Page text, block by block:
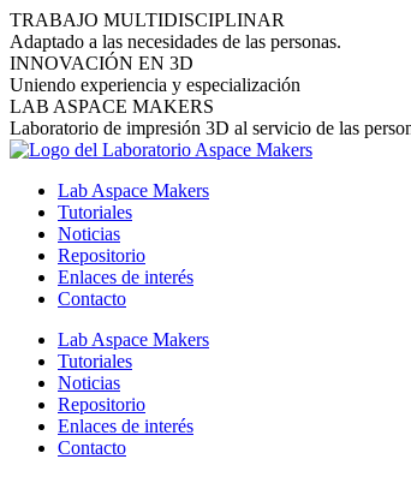
Ir
al
contenido
TRABAJO MULTIDISCIPLINAR
Adaptado a las necesidades de las personas.
INNOVACIÓN EN 3D
Uniendo experiencia y especialización
LAB ASPACE MAKERS
Laboratorio de impresión 3D al servicio de las
Lab Aspace Makers
Tutoriales
Noticias
Repositorio
Enlaces de interés
Contacto
Lab Aspace Makers
Tutoriales
Noticias
Repositorio
Enlaces de interés
Contacto